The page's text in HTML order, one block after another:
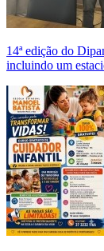
14ª edição do
incluindo um